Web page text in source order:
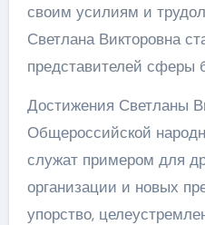
своим усилиям и
Светлана Викторовна
представителей сферы
Достижения Светланы
Общероссийской
служат примером для
организации и новых
упорство,